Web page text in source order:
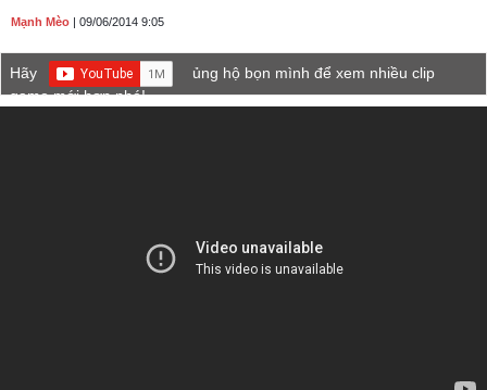
Mạnh Mèo | 09/06/2014 9:05
Hãy
ủng hộ bọn mình để xem nhiều clip
game mới hơn nhé!